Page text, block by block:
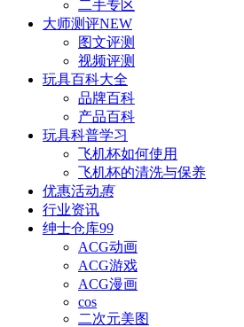
二手专区
大师测评NEW
图文评测
视频评测
玩具百科大全
品牌百科
产品百科
玩具科普学习
飞机杯如何使用
飞机杯的清洗与保养
优惠活动惠
行业资讯
绅士仓库99
ACG动画
ACG游戏
ACG漫画
cos
二次元美图